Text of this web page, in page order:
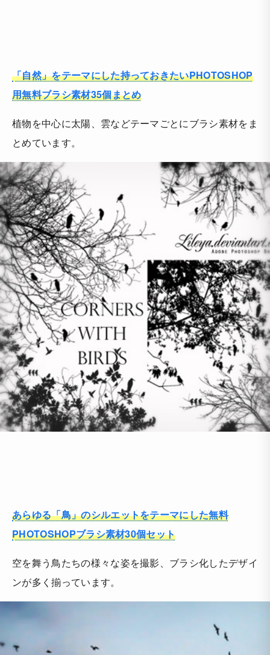
「自然」をテーマにした持っておきたいPHOTOSHOP
用無料ブラシ素材35個まとめ
植物を中心に太陽、雲などテーマごとにブラシ素材をま
とめています。
あらゆる「鳥」のシルエットをテーマにした無料
PHOTOSHOPブラシ素材30個セット
空を舞う鳥たちの様々な姿を撮影、ブラシ化したデザイ
ンが多く揃っています。